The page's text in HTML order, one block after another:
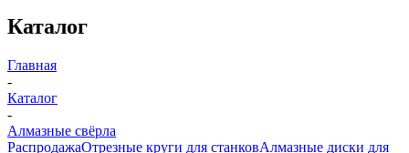
Каталог
Главная
-
Каталог
-
Алмазные свёрла
РаспродажаОтрезные круги для станковАлмазные диски для